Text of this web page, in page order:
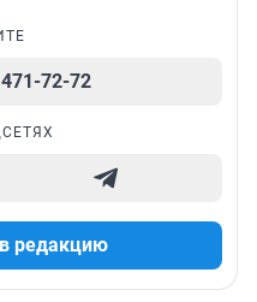
72-72
редакцию